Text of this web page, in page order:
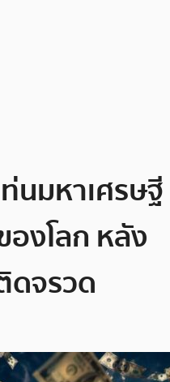
นมหาเศรษฐี
งโลก หลัง
ดจรวด